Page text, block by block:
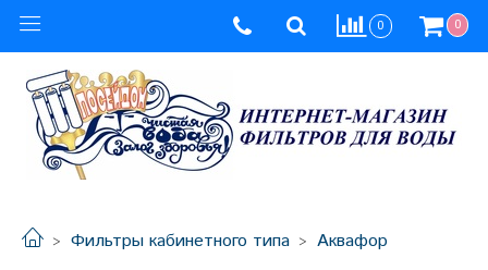
0 0
Фильтры кабинетного типа Аквафор